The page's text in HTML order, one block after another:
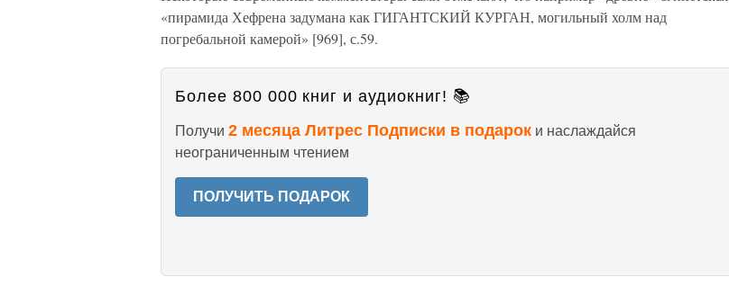
«пирамида Хефрена задумана как ГИГАНТСКИЙ КУРГАН, могильный холм над
погребальной камерой» [969], с.59.
Более 800 000 книг и аудиокниг! 📚
Получи 2 месяца Литрес Подписки в подарок и наслаждайся
неограниченным чтением
ПОЛУЧИТЬ ПОДАРОК